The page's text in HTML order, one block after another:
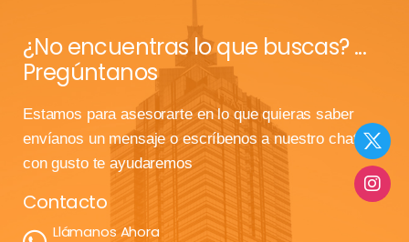
¿No encuentras lo que buscas? ...
Pregúntanos
Estamos para asesorarte en lo que quieras saber
envíanos un mensaje o escríbenos a nuestro chat que
con gusto te ayudaremos
Contacto
Llámanos Ahora